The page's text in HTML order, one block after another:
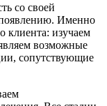
со своей
Именно
клиента: изучаем
возможные
сопутствующие